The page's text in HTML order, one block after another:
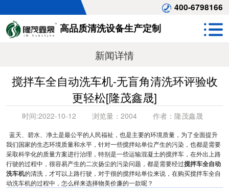
400-6798166
高品质清洗设备生产定制
新闻详情
搅拌车全自动洗车机-无盲角清洗环评验收
更轻松[隆茂鑫晟]
时间:2022-10-12 浏览量： 2004 作者： 隆茂鑫晟
蓝天、碧水、净土是最公平的人民福祉，也是主要的环境质量，为了全面提升
我们国家的生态环境质量和水平，针对一些搅拌站单位产生的污染，也都是需要
采取科学化的质量方案进行治理，特别是一些运输混凝土的搅拌车，在外出上路
行驶的过程中，很容易产生的二次扬尘的污染问题，都是需要经过搅拌车全自动
洗车机的清洗，才可以上路行驶，对于很的搅拌站单位来说，在购买搅拌车全自
动洗车机的过程中，怎么样来选择物美价廉的一款呢？